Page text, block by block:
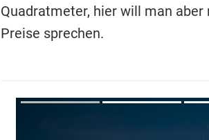
Quadratmeter, hier will man
Preise sprechen.